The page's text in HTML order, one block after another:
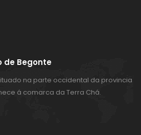
de Begonte
na parte occidental da provincia
á comarca da Terra Chá.